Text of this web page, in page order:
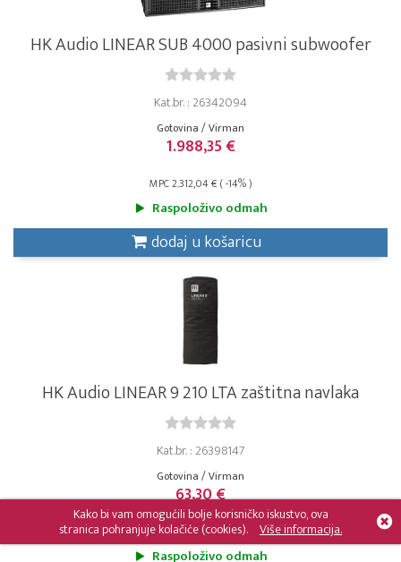
HK Audio LINEAR SUB 4000 pasivni subwoofer
Kat.br. : 26342094
Gotovina / Virman
1.988,35 €
MPC 2.312,04 € ( -14% )
Raspoloživo odmah
dodaj u košaricu
HK Audio LINEAR 9 210 LTA zaštitna navlaka
Kat.br. : 26398147
Gotovina / Virman
63,30 €
MPC 70,34 € ( -10% )
Raspoloživo odmah
Kako bi vam omogućili bolje korisničko iskustvo, ova
stranica pohranjuje kolačiće (cookies). Više informacija.